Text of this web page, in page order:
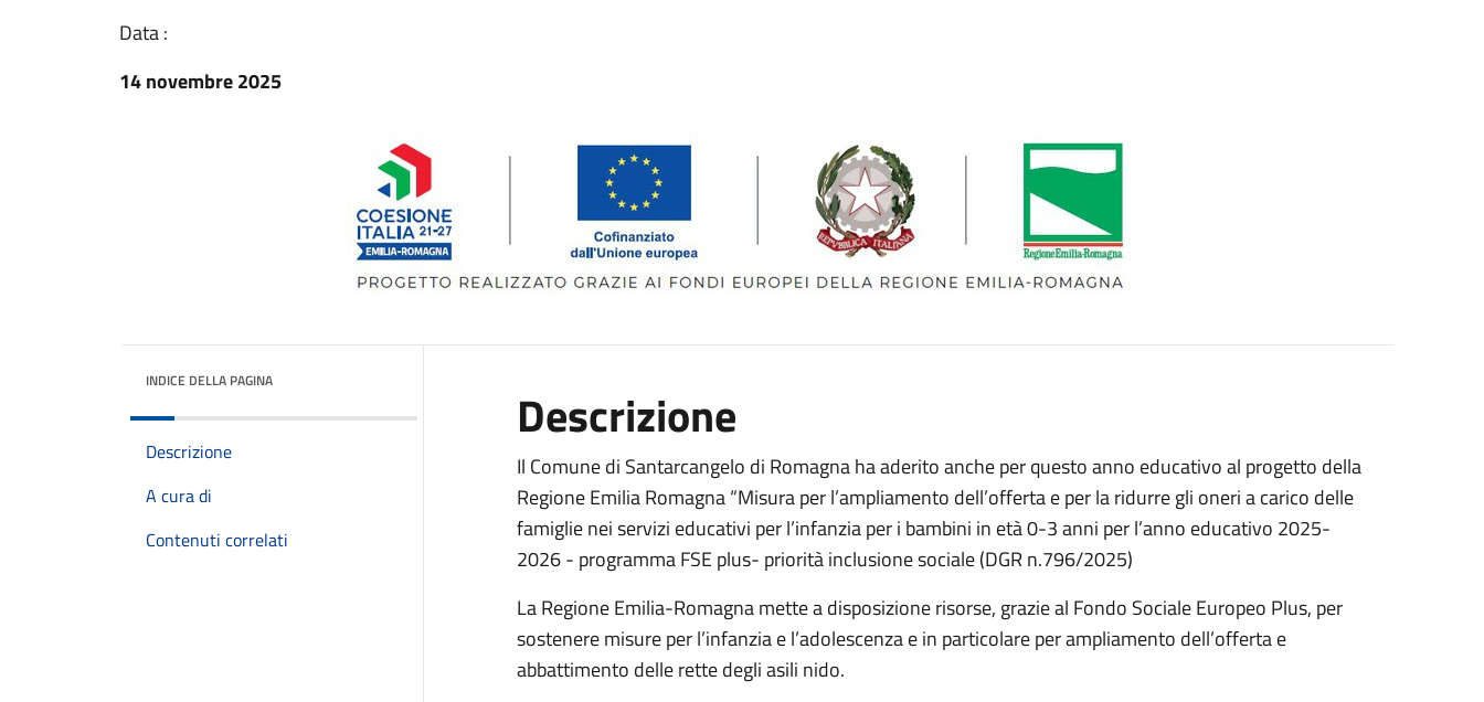
Data :
14 novembre 2025
INDICE DELLA PAGINA
Descrizione
A cura di
Contenuti correlati
Descrizione
Il Comune di Santarcangelo di Romagna ha aderito anche per questo anno educativo al progetto della
Regione Emilia Romagna “Misura per l’ampliamento dell’offerta e per la ridurre gli oneri a carico delle
famiglie nei servizi educativi per l’infanzia per i bambini in età 0-3 anni per l’anno educativo 2025-
2026 - programma FSE plus- priorità inclusione sociale (DGR n.796/2025)
La Regione Emilia-Romagna mette a disposizione risorse, grazie al Fondo Sociale Europeo Plus, per
sostenere misure per l’infanzia e l’adolescenza e in particolare per ampliamento dell’offerta e
abbattimento delle rette degli asili nido.